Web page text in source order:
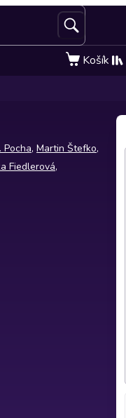
Košík
Pocha, Martin Štefko,
Fiedlerová,